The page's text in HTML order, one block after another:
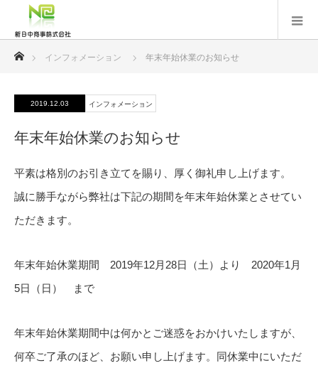
インフォメーション 年末年始休業のお知らせ
2019.12.03 インフォメーション
年末年始休業のお知らせ
平素は格別のお引き立てを賜り、厚く御礼申し上げます。
誠に勝手ながら弊社は下記の期間を年末年始休業とさせてい
ただきます。
年末年始休業期間 2019年12月28日（土）より 2020年1月
5日（日） まで
年末年始休業期間中は何かとご迷惑をおかけいたしますが、
何卒ご了承のほど、お願い申し上げます。同休業中にいただ